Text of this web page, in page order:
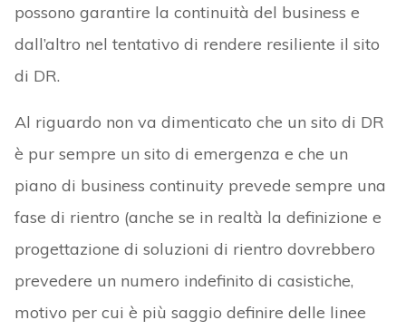
possono garantire la continuità del business e
dall’altro nel tentativo di rendere resiliente il sito
di DR.
Al riguardo non va dimenticato che un sito di DR
è pur sempre un sito di emergenza e che un
piano di business continuity prevede sempre una
fase di rientro (anche se in realtà la definizione e
progettazione di soluzioni di rientro dovrebbero
prevedere un numero indefinito di casistiche,
motivo per cui è più saggio definire delle linee